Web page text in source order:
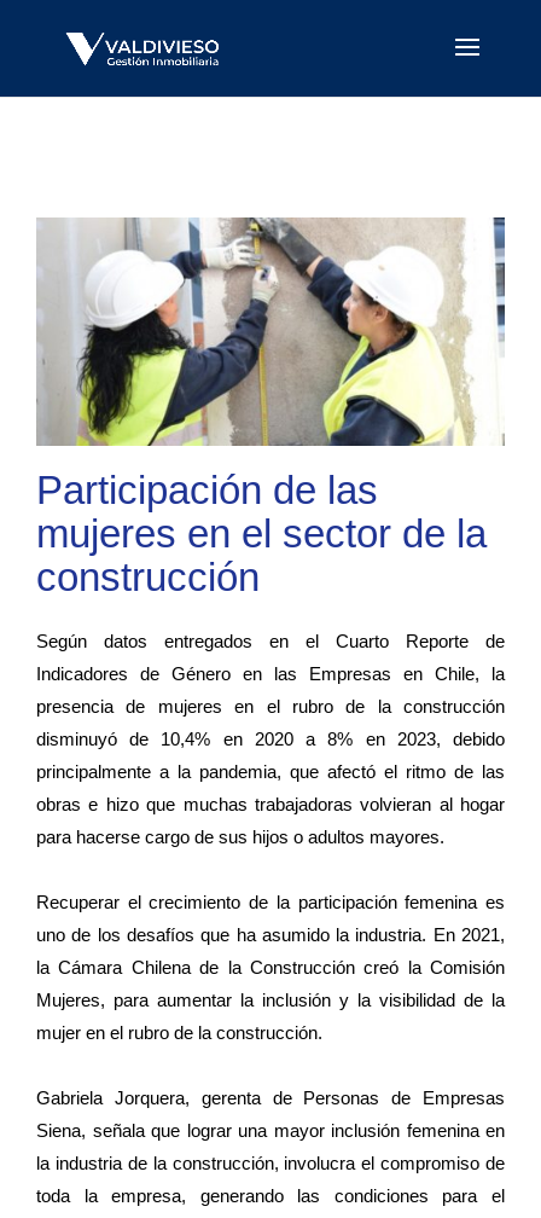
Participación de las
mujeres en el sector de la
construcción
Según datos entregados en el Cuarto Reporte de
Indicadores de Género en las Empresas en Chile, la
presencia de mujeres en el rubro de la construcción
disminuyó de 10,4% en 2020 a 8% en 2023, debido
principalmente a la pandemia, que afectó el ritmo de las
obras e hizo que muchas trabajadoras volvieran al hogar
para hacerse cargo de sus hijos o adultos mayores.
Recuperar el crecimiento de la participación femenina es
uno de los desafíos que ha asumido la industria. En 2021,
la Cámara Chilena de la Construcción creó la Comisión
Mujeres, para aumentar la inclusión y la visibilidad de la
mujer en el rubro de la construcción.
Gabriela Jorquera, gerenta de Personas de Empresas
Siena, señala que lograr una mayor inclusión femenina en
la industria de la construcción, involucra el compromiso de
toda la empresa, generando las condiciones para el